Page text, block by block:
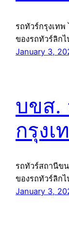
รถทัวร์กรุงเท
ของรถทัวร์ลิก
January 3,
บขส.
กรุงเ
รถทัวร์สถานีข
ของรถทัวร์ลิก
January 3,